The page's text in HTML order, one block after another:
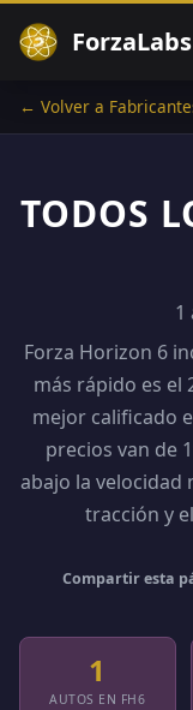
ForzaLabs
← Volver a
TODOS
1
Forza Horizon 6
más rápido es el
mejor calificado
precios van de
abajo la velocidad
tracción y
Compartir esta
1
AUTOS EN FH6